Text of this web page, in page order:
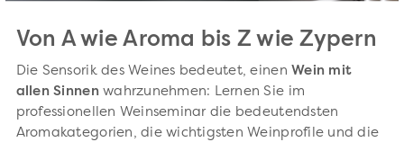
Von A wie Aroma bis Z wie Zypern
Die Sensorik des Weines bedeutet, einen Wein mit
allen Sinnenwahrzunehmen: Lernen Sie im
professionellen Weinseminar die bedeutendsten
Aromakategorien, die wichtigsten Weinprofile und die